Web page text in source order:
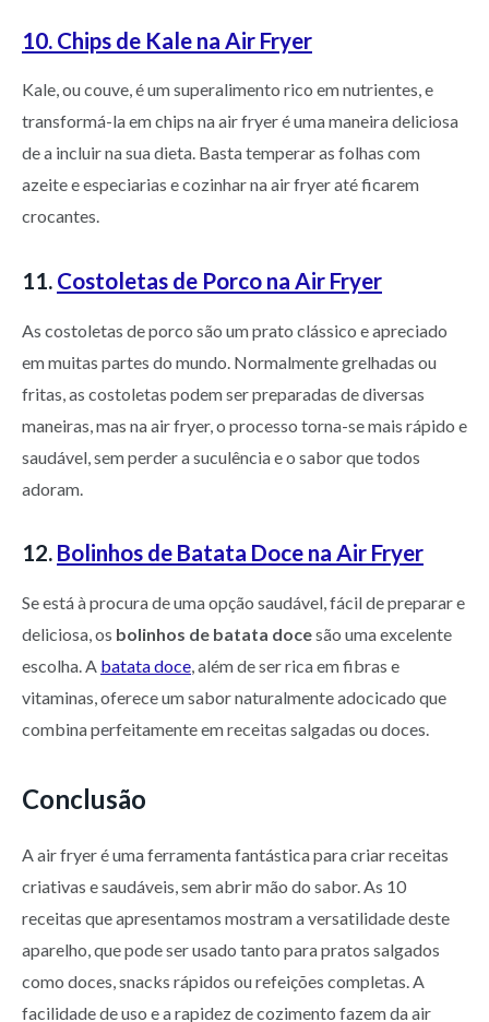
10. Chips de Kale na Air Fryer
Kale, ou couve, é um superalimento rico em nutrientes, e
transformá-la em chips na air fryer é uma maneira deliciosa
de a incluir na sua dieta. Basta temperar as folhas com
azeite e especiarias e cozinhar na air fryer até ficarem
crocantes.
11. Costoletas de Porco na Air Fryer
As costoletas de porco são um prato clássico e apreciado
em muitas partes do mundo. Normalmente grelhadas ou
fritas, as costoletas podem ser preparadas de diversas
maneiras, mas na air fryer, o processo torna-se mais rápido e
saudável, sem perder a suculência e o sabor que todos
adoram.
12. Bolinhos de Batata Doce na Air Fryer
Se está à procura de uma opção saudável, fácil de preparar e
deliciosa, os bolinhos de batata docesão uma excelente
escolha. A batata doce , além de ser rica em fibras e
vitaminas, oferece um sabor naturalmente adocicado que
combina perfeitamente em receitas salgadas ou doces.
Conclusão
A air fryer é uma ferramenta fantástica para criar receitas
criativas e saudáveis, sem abrir mão do sabor. As 10
receitas que apresentamos mostram a versatilidade deste
aparelho, que pode ser usado tanto para pratos salgados
como doces, snacks rápidos ou refeições completas. A
facilidade de uso e a rapidez de cozimento fazem da air